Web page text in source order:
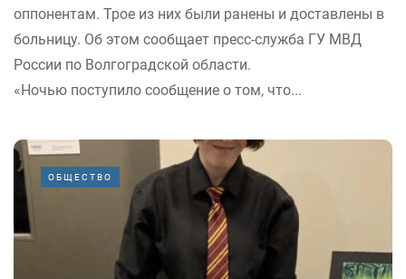
оппонентам. Трое из них были ранены и доставлены в
больницу. Об этом сообщает пресс-служба ГУ МВД
России по Волгоградской области.
«Ночью поступило сообщение о том, что...
ОБЩЕСТВО